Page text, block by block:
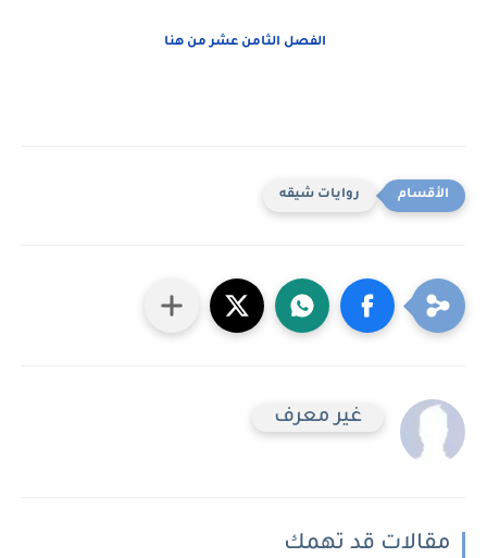
الفصل الثامن عشر من هنا
روايات شيقه
غير معرف
مقالات قد تهمك